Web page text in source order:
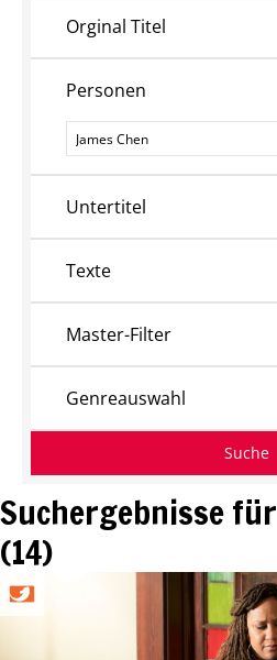
Suchergebnisse für
(14)
Orginal Titel
Personen
Personen
Untertitel
Texte
Master-Filter
Genreauswahl
Suche